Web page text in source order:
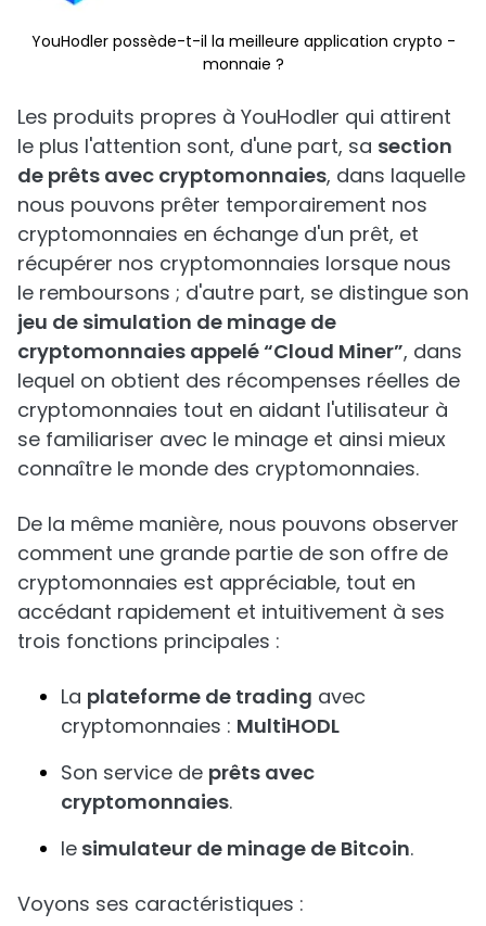
YouHodler possède-t-il la meilleure application crypto -
monnaie ?
Les produits propres à YouHodler qui attirent
le plus l'attention sont, d'une part, sa section
de prêts avec cryptomonnaies, dans laquelle
nous pouvons prêter temporairement nos
cryptomonnaies en échange d'un prêt, et
récupérer nos cryptomonnaies lorsque nous
le remboursons ; d'autre part, se distingue son
jeu de simulation de minage de
cryptomonnaies appelé “Cloud Miner”, dans
lequel on obtient des récompenses réelles de
cryptomonnaies tout en aidant l'utilisateur à
se familiariser avec le minage et ainsi mieux
connaître le monde des cryptomonnaies.
De la même manière, nous pouvons observer
comment une grande partie de son offre de
cryptomonnaies est appréciable, tout en
accédant rapidement et intuitivement à ses
trois fonctions principales :
La plateforme de trading avec
cryptomonnaies : MultiHODL
Son service de prêts avec
cryptomonnaies.
le simulateur de minage de Bitcoin.
Voyons ses caractéristiques :